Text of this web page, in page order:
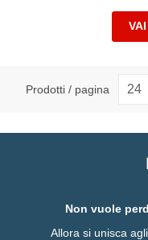
Prodotti / pagina
Non vuole
Allora si unisca